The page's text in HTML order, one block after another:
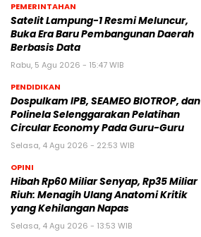
PEMERINTAHAN
Satelit Lampung-1 Resmi Meluncur,
Buka Era Baru Pembangunan Daerah
Berbasis Data
Rabu, 5 Agu 2026 - 15:47 WIB
PENDIDIKAN
Dospulkam IPB, SEAMEO BIOTROP, dan
Polinela Selenggarakan Pelatihan
Circular Economy Pada Guru-Guru
Selasa, 4 Agu 2026 - 22:53 WIB
OPINI
Hibah Rp60 Miliar Senyap, Rp35 Miliar
Riuh: Menagih Ulang Anatomi Kritik
yang Kehilangan Napas
Selasa, 4 Agu 2026 - 13:53 WIB